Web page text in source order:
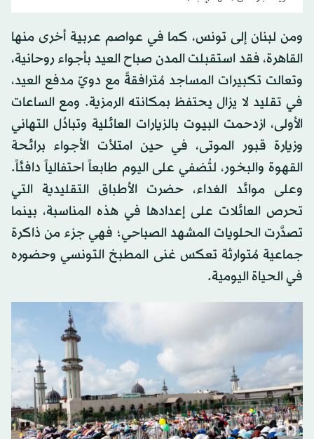
ومن لبنان إلى تونس، كما في عواصم عربية أخرى منها
القاهرة، فقد استقبلت المدن صباح العيد بأجواء روحانية،
وتعالت تكبيرات المساجد مُترافقةً مع دويّ مدفع العيد،
في تقليد لا يزال يحتفظ بمكانته الرمزية. ومع الساعات
الأولى، ازدحمت البيوت بالزيارات العائلية وتبادُل التهاني
وزيارة قبور الموتى، في حين امتلأت الأجواء برائحة
القهوة والبخور، لتُضفي على اليوم طابعاً احتفالياً دافئاً.
وعلى موائد الغداء، حضرت الأطباق التقليدية التي
تحرص العائلات على إعدادها في هذه المناسبة، بينما
تصدَّرت الحلويات المشهد الصباحي؛ فهي جزء من ذاكرة
جماعية مُتوارثة تعكس غنى المطبخ التونسي وحضوره
في الحياة اليومية.